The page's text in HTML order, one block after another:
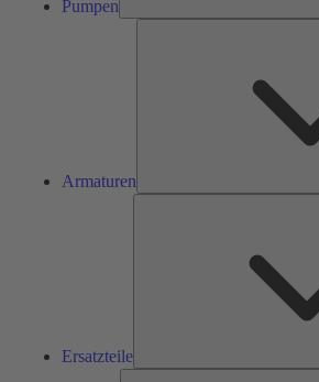
Pumpen
Armaturen
Ersatzteile